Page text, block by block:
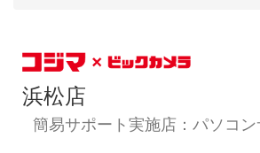
浜松店
簡易サポート実施店：パソコ